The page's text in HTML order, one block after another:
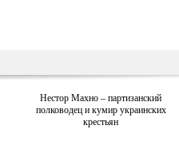
Нестор Махно – партизанский
полководец и кумир украинских
крестьян